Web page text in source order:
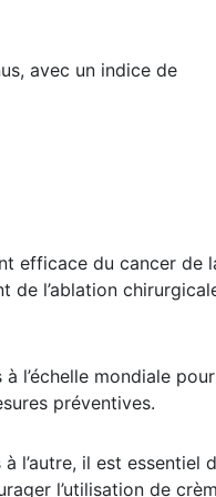
avec un indice de
efficace du cancer de
de l’ablation
l’échelle mondiale pour
préventives.
l’autre, il est essentiel
l’utilisation de